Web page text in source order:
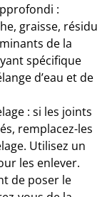
:
graisse, résidu
de la
spécifique
d’eau et de
: si les joints
remplacez-les
Utilisez un
les enlever.
de poser le